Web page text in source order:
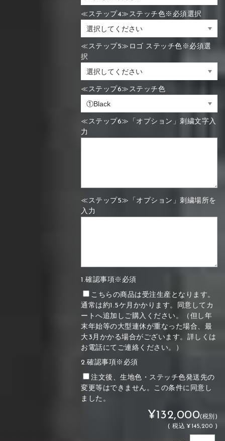
≪ステップ4≫ステッチ色※必須選択
≪ステップ5≫ロゴ ステッチ色※必須選
択
≪ステップ6≫ステッチ色
≪ステップ6≫「オプション」刺繍文字入
力
≪ステップ5≫「オプション」刺繍場所を
入力
1.確認事項※必須
こちらの商品は受注生産となります。
通常は約1.5ケ月かかります。同意してカ
ートへ追加しご購入ください。（但し年
末年始等の大型連休が重なった場合、最
大3月かかる場合がございます。詳しくは
お電話にてご連絡ください。）
2.確認事項※必須
注文後、生地色・ステッチ色発送先の
変更等はできません。この条件に同意し
ました。
¥132,000(税別)
(税込 ¥145,200 )